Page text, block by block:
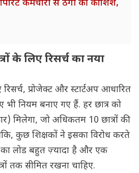
कर्मचारी से ठगी की कोशिश,
के लिए रिसर्च का नया
प्रोजेक्ट और स्टार्टअप आधारित
भी नियम बनाए गए हैं. हर छात्र को
मिलेगा, जो अधिकतम 10 छात्रों की
कुछ शिक्षकों ने इसका विरोध करते
का लोड बहुत ज़्यादा है और एक
तक सीमित रखना चाहिए.